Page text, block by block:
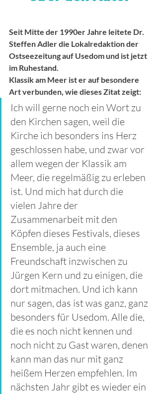
Seit Mitte der 1990er Jahre leitete Dr.
Steffen Adler die Lokalredaktion der
Ostseezeitung auf Usedom und ist jetzt
im Ruhestand.
Klassik am Meer ist er auf besondere
Art verbunden, wie dieses Zitat zeigt:
Ich will gerne noch ein Wort zu
den Kirchen sagen, weil die
Kirche ich besonders ins Herz
geschlossen habe, und zwar vor
allem wegen der Klassik am
Meer, die regelmäßig zu erleben
ist. Und mich hat durch die
vielen Jahre der
Zusammenarbeit mit den
Köpfen dieses Festivals, dieses
Ensemble, ja auch eine
Freundschaft inzwischen zu
Jürgen Kern und zu einigen, die
dort mitmachen. Und ich kann
nur sagen, das ist was ganz, ganz
besonders für Usedom. Alle die,
die es noch nicht kennen und
noch nicht zu Gast waren, denen
kann man das nur mit ganz
heißem Herzen empfehlen. Im
nächsten Jahr gibt es wieder ein